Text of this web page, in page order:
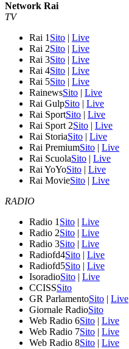
Network Rai
TV
Rai 1 Sito | Live
Rai 2Sito | Live
Rai 3Sito | Live
Rai 4Sito | Live
Rai 5Sito | Live
RainewsSito | Live
Rai GulpSito | Live
Rai SportSito | Live
Rai Sport 2Sito | Live
Rai StoriaSito | Live
Rai PremiumSito | Live
Rai ScuolaSito | Live
Rai YoYoSito | Live
Rai MovieSito | Live
RADIO
Radio 1 Sito | Live
Radio 2Sito | Live
Radio 3Sito | Live
Radiofd4Sito | Live
Radiofd5Sito | Live
IsoradioSito | Live
CCISSSito
GR ParlamentoSito | Live
Giornale RadioSito
Web Radio 6Sito | Live
Web Radio 7Sito | Live
Web Radio 8Sito | Live